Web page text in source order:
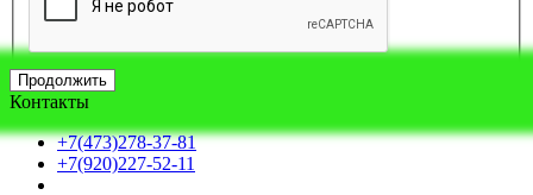
Продолжить
Контакты
+7(473)278-37-81
+7(920)227-52-11